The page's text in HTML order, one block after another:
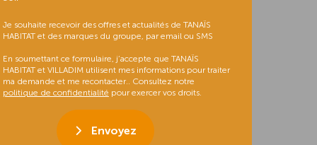
Je souhaite recevoir des offres et actualités de TANAÏS
HABITAT et des marques du groupe, par email ou SMS
En soumettant ce formulaire, j’accepte que TANAÏS
HABITAT et VILLADIM utilisent mes informations pour traiter
ma demande et me recontacter.. Consultez notre
politique de confidentialité pour exercer vos droits.
Envoyez